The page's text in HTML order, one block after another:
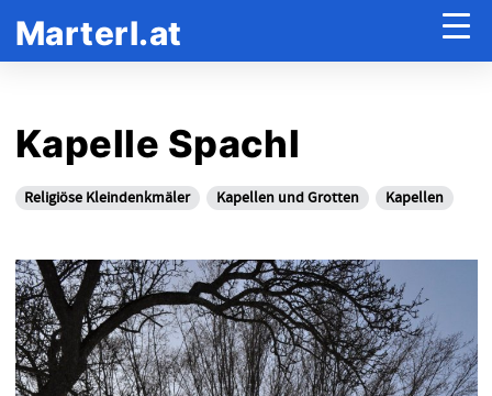
Marterl.at
Kapelle Spachl
Religiöse Kleindenkmäler Kapellen und Grotten Kapellen